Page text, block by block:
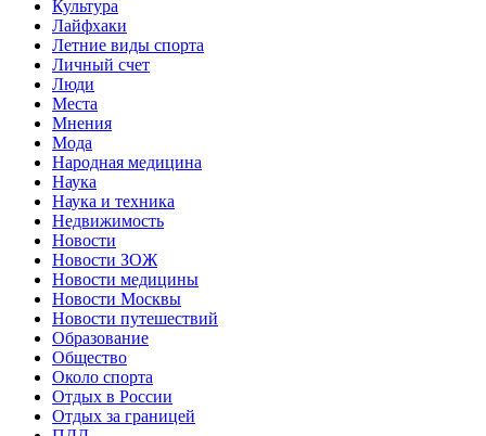
Культура
Лайфхаки
Летние виды спорта
Личный счет
Люди
Места
Мнения
Мода
Народная медицина
Наука
Наука и техника
Недвижимость
Новости
Новости ЗОЖ
Новости медицины
Новости Москвы
Новости путешествий
Образование
Общество
Около спорта
Отдых в России
Отдых за границей